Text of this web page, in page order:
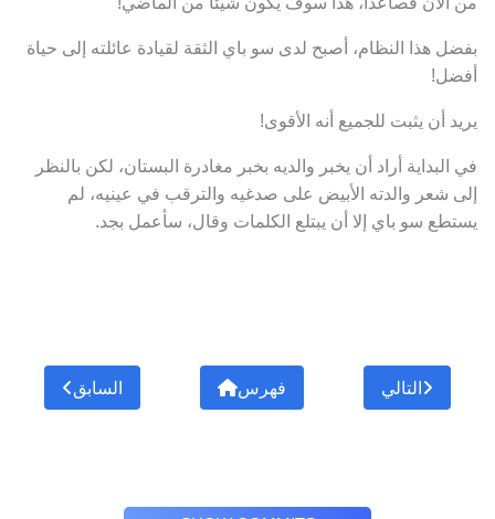
بفضل هذا النظام، أصبح لدى سو باي الثقة لقيادة عائلته إلى حياة
أفضل!
يريد أن يثبت للجميع أنه الأقوى!
في البداية أراد أن يخبر والديه بخبر مغادرة البستان، لكن بالنظر
إلى شعر والدته الأبيض على صدغيه والترقب في عينيه، لم
يستطع سو باي إلا أن يبتلع الكلمات وقال، سأعمل بجد.
السابق فهرس التالي